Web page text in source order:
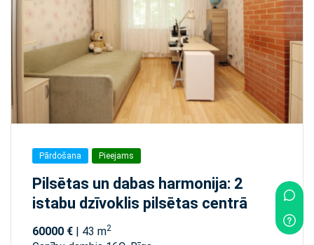
Pārdošana Pieejams
Pilsētas un dabas harmonija: 2
istabu dzīvoklis pilsētas centrā
60000 € | 43 m2